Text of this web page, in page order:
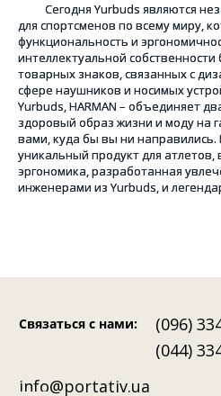
Сегодня Yurbuds являются
для спортсменов по всему миру,
функциональность и
интеллектуальной собственности
товарных знаков, связанных с
сфере наушников и носимых
Yurbuds, HARMAN – объединяет
здоровый образ жизни и моду на
вами, куда бы вы ни направились.
уникальный продукт для атлетов,
эргономика, разработанная
инженерами из Yurbuds, и
Связаться с нами:
(096)
(044)
info@portativ.ua